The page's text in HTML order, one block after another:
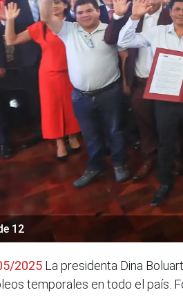
12
2025 La presidenta Dina
temporales en todo el país.